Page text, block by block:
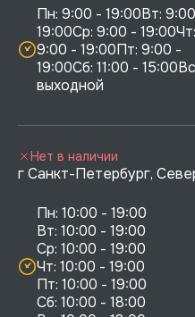
Пн: 9:00 - 19:00Вт:
19:00Ср: 9:00 - 19:00Чт:
9:00 - 19:00Пт: 9:00 -
19:00Сб: 11:00 -
выходной
г Санкт-Петербург,
Пн: 10:00 - 19:00
Вт: 10:00 - 19:00
Ср: 10:00 - 19:00
Чт: 10:00 - 19:00
Пт: 10:00 - 19:00
Сб: 10:00 - 18:00
Нет в наличии